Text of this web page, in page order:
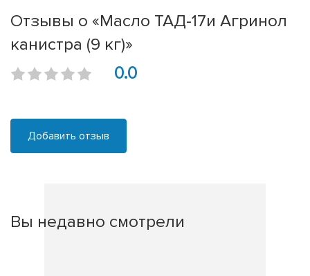
Отзывы о «Масло ТАД-17и Агринол
канистра (9 кг)»
0.0
Добавить отзыв
Вы недавно смотрели